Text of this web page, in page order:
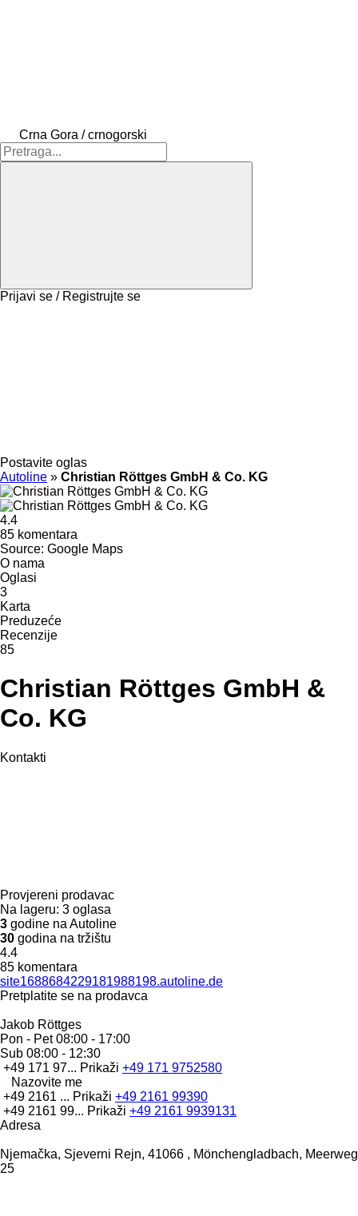
Crna Gora / crnogorski
Prijavi se / Registrujte se
Postavite oglas
Autoline » Christian Röttges GmbH & Co. KG
4.4
85 komentara
Source: Google Maps
O nama
Oglasi
3
Karta
Preduzeće
Recenzije
85
Christian Röttges GmbH &
Co. KG
Kontakti
Provjereni prodavac
Na lageru: 3 oglasa
3 godine na Autoline
30 godina na tržištu
4.4
85 komentara
site1688684229181988198.autoline.de
Pretplatite se na prodavca
Jakob Röttges
Pon - Pet08:00 - 17:00
Sub 08:00 - 12:30
+49 171 97... Prikaži +49 171 9752580
Nazovite me
+49 2161 ... Prikaži +49 2161 99390
+49 2161 99... Prikaži +49 2161 9939131
Adresa
Njemačka, Sjeverni Rejn, 41066 , Mönchengladbach, Meerweg
25